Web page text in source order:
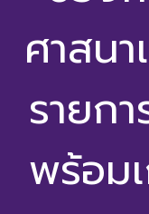
ศาสน
รายก
พร้อม